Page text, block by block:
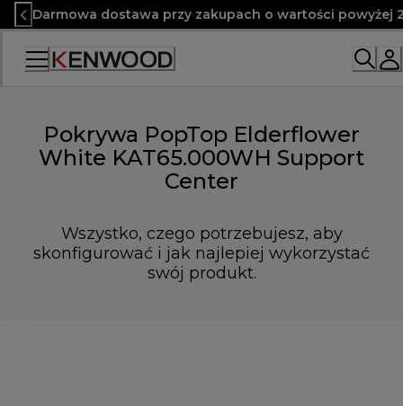
Skip
to
Content
Darmowa dostawa przy zakupach o wartości powyżej
Pokrywa PopTop Elderflower
White KAT65.000WH Support
Center
Wszystko, czego potrzebujesz, aby
skonfigurować i jak najlepiej wykorzystać
swój produkt.